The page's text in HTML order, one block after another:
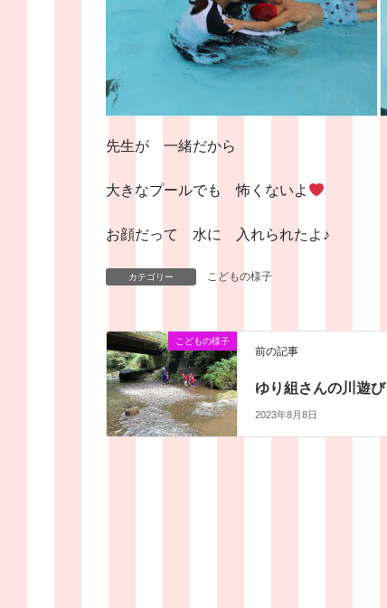
先生が 一緒だから
大きなプールでも 怖くないよ
お顔だって 水に 入れられたよ♪
カテゴリー こどもの様子
こどもの様子
前の記事
ゆり組さんの川遊び
2023年8月8日